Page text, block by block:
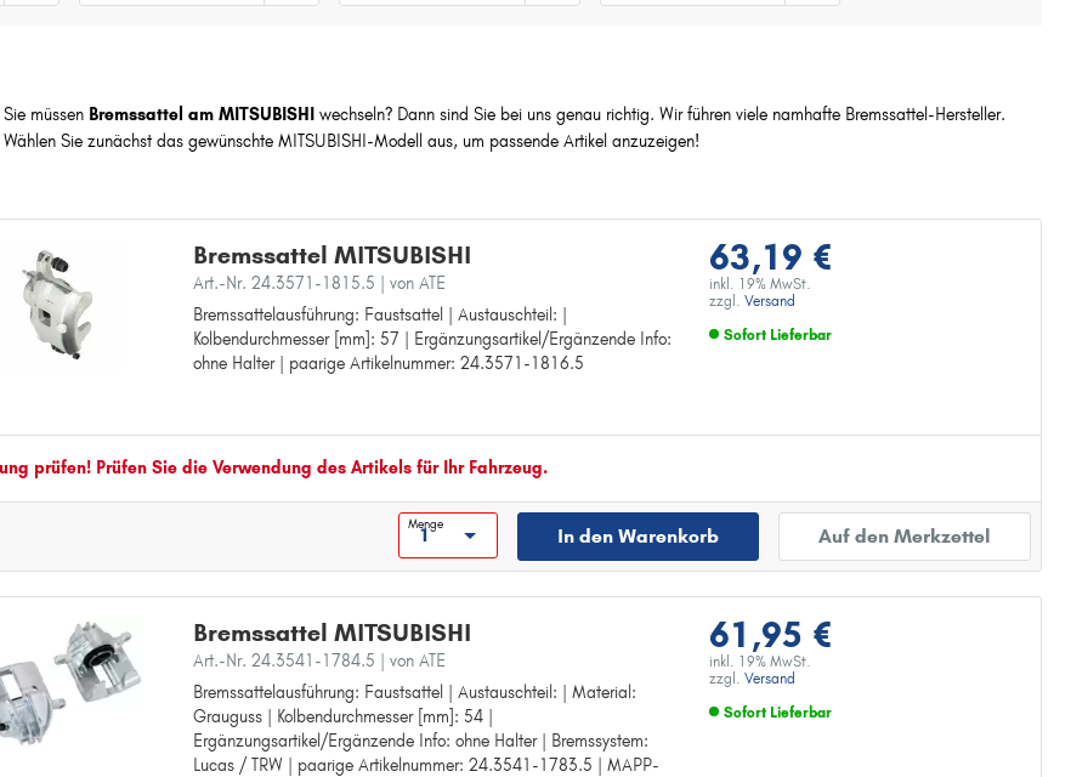
SPACE STAR
ASX
LANCER
COLT CZC
G
GRANDIS
L
L 200
L 200 / TRITON
Sie müssen Bremssattel am MITSUBISHI
wechseln? Dann sind Sie bei uns genau richtig. Wir führen viele namhafte Bremssattel-Hersteller.
Wählen Sie zunächst das gewünschte MITSUBISHI-Modell aus, um passende Artikel anzuzeigen!
63,19 €
inkl. 19% MwSt.
zzgl. Versand
Sofort Lieferbar
Bremssattel MITSUBISHI
Art.-Nr. 24.3571-1815.5
| von ATE
Bremssattelausführung: Faustsattel | Austauschteil: |
Kolbendurchmesser [mm]: 57 | Ergänzungsartikel/Ergänzende Info:
ohne Halter | paarige Artikelnummer: 24.3571-1816.5
Bremssattelausführung: Faustsattel
Austauschteil:
Kolbendurchmesser [mm]: 57
prüfen! Prüfen Sie die Verwendung des Artikels für Ihr Fahrzeug.
Menge
In den Warenkorb Auf den Merkzettel
61,95 €
inkl. 19% MwSt.
zzgl. Versand
Sofort Lieferbar
Bremssattel MITSUBISHI
Art.-Nr. 24.3541-1784.5
| von ATE
Bremssattelausführung: Faustsattel | Austauschteil: | Material:
Grauguss | Kolbendurchmesser [mm]: 54 |
Ergänzungsartikel/Ergänzende Info: ohne Halter | Bremssystem:
Lucas / TRW | paarige Artikelnummer: 24.3541-1783.5 | MAPP-
Bremssattelausführung: Faustsattel
Austauschteil:
Material: Grauguss
Kolbendurchmesser [mm]: 54